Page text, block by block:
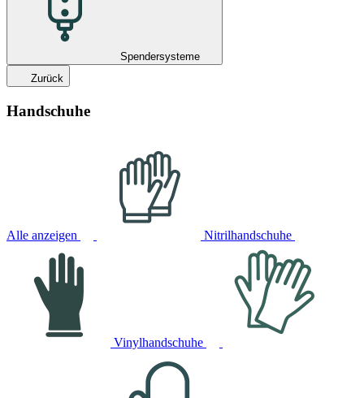
Spendersysteme
Zurück
Handschuhe
Alle anzeigen Nitrilhandschuhe
Vinylhandschuhe